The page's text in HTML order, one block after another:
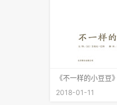
《不一样的小豆豆
2018-01-11